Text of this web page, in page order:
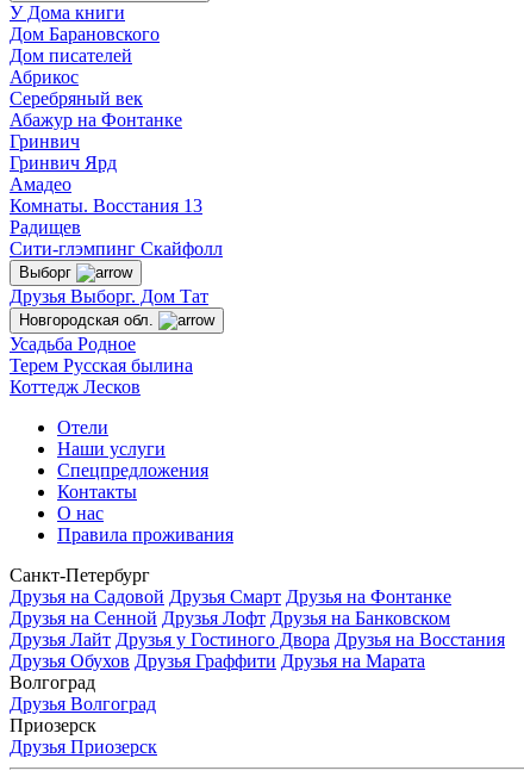
У Дома книги
Дом Барановского
Дом писателей
Абрикос
Серебряный век
Абажур на Фонтанке
Гринвич
Гринвич Ярд
Амадео
Комнаты. Восстания 13
Радищев
Сити-глэмпинг Скайфолл
Выборг
Друзья Выборг. Дом Тат
Новгородская обл.
Усадьба Родное
Терем Русская былина
Коттедж Лесков
Отели
Наши услуги
Спецпредложения
Контакты
О нас
Правила проживания
Санкт-Петербург
Друзья на Садовой Друзья Смарт Друзья на Фонтанке
Друзья на Сенной Друзья Лофт Друзья на Банковском
Друзья Лайт Друзья у Гостиного Двора Друзья на Восстания
Друзья Обухов Друзья Граффити Друзья на Марата
Волгоград
Друзья Волгоград
Приозерск
Друзья Приозерск